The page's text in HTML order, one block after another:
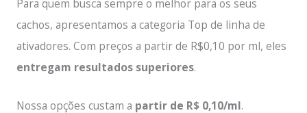
Para quem busca sempre o melhor para os seus
cachos, apresentamos a categoria Top de linha de
ativadores. Com preços a partir de R$0,10 por ml, eles
entregam resultados superiores.
Nossa opções custam a partir de R$ 0,10/ml.